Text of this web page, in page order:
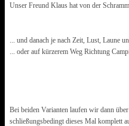
Unser Freund Klaus hat von der
... und danach je nach Zeit, Lust, Laune
... oder auf kürzerem Weg Richtung
Bei beiden Varianten laufen wir dann
schließungsbedingt dieses Mal komplett